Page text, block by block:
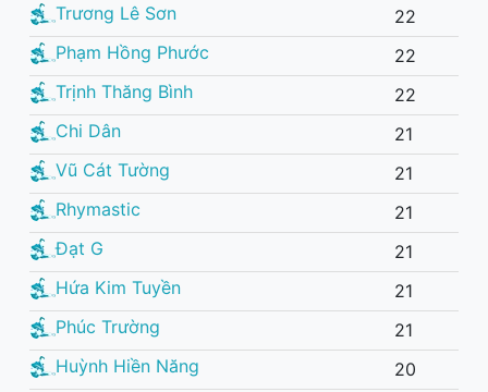
Trương Lê Sơn
22
Phạm Hồng Phước
22
Trịnh Thăng Bình
22
Chi Dân
21
Vũ Cát Tường
21
Rhymastic
21
Đạt G
21
Hứa Kim Tuyền
21
Phúc Trường
21
Huỳnh Hiền Năng
20